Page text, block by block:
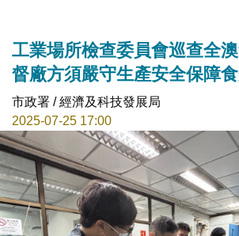
工業場所檢查委員會巡查全
督廠方須嚴守生產安全保障
市政署 / 經濟及科技發展局
2025-07-25 17:00